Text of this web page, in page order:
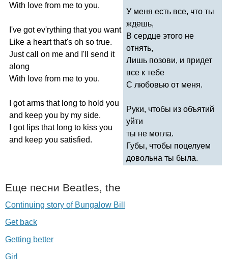
With love from me to you.
I've got ev'rything that you want
Like a heart that's oh so true.
Just call on me and I'll send it
along
With love from me to you.
got arms that long to hold you
and keep you by my side.
got lips that long to kiss you
and keep you satisfied.
У меня есть все, что ты
ждешь,
В сердце этого не
отнять,
Лишь позови, и придет
все к тебе
С любовью от меня.
Руки, чтобы из объятий
уйти
ты не могла.
Губы, чтобы поцелуем
довольна ты была.
Еще песни Beatles, the
Continuing story of Bungalow Bill
Get back
Getting better
Girl